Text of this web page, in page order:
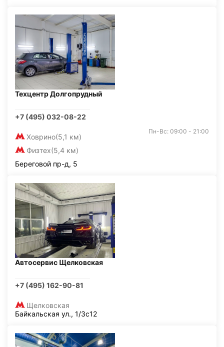
Техцентр Долгопрудный
+7 (495) 032-08-22
Ховрино(5,1 км)
Физтех(5,4 км)
Пн-Вс: 09:00 - 21:00
Береговой пр-д, 5
Автосервис Щелковская
+7 (495) 162-90-81
Щелковская
Байкальская ул., 1/3с12